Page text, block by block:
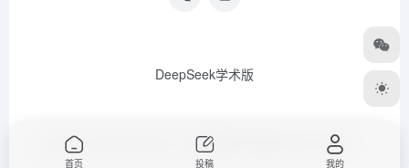
DeepSeek学术版
Copyright © 2026 AIPedias｜AI导航网 浙ICP备2023026385号-3
首页 投稿 我的